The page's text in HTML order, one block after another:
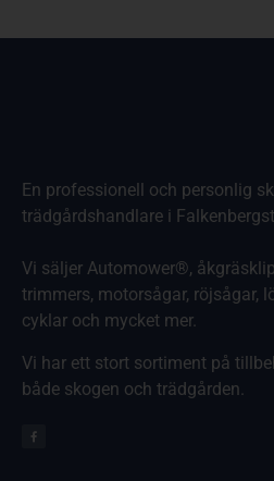
En professionell och personlig
trädgårdshandlare i
Vi säljer Automower®,
trimmers, motorsågar, röjsågar,
cyklar och mycket mer.
Vi har ett stort sortiment på
både skogen och trädgården.